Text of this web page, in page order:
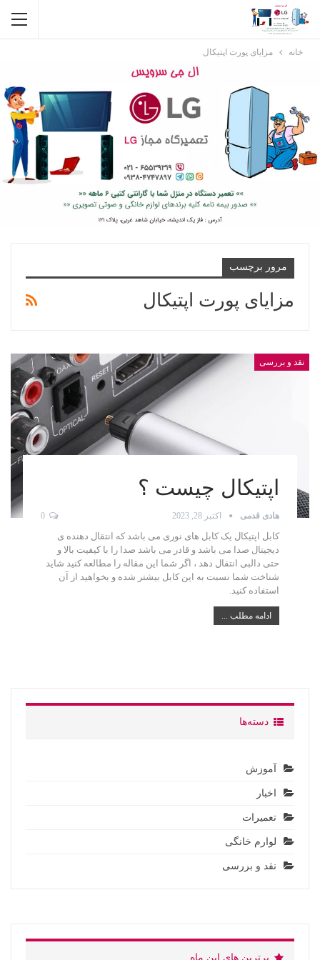
خانه مزایای پورت اپتیکال
مرور برچسب
مزایای پورت اپتیکال
نقد و بررسی
اپتیکال چیست ؟
هادی قدمی اکتبر 28, 2023 0
کابل اپتیکال یک کابل های نوری می باشد که انتقال دهنده ی
دیجیتال صدا می باشد و قادر می باشد صدا را با کیفیت بالا و
حتی دالبی انتقال دهد ، اگر شما این مقاله را مطالعه کنید شاید
شناخت شما نسبت به این کابل بیشتر شده و بخواهید از آن
استفاده کنید.
ادامه مطلب ...
دسته‌ها
آموزش
اخبار
تعمیرات
لوارم خانگی
نقد و بررسی
برترین های این ماه